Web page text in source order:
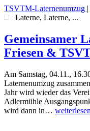
TSVTM-Laternenumzug |
Laterne, Laterne, ...
Gemeinsamer
Friesen &
Am Samstag, 04.11.,
Laternenumzug
Jahr wird wieder das
Adlermühle
wird dann in… weiterlesen